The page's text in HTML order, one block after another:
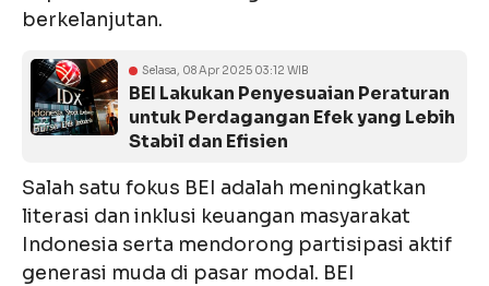
berkelanjutan.
Selasa, 08 Apr 2025 03:12 WIB
BEI Lakukan Penyesuaian Peraturan
untuk Perdagangan Efek yang Lebih
Stabil dan Efisien
Salah satu fokus BEI adalah meningkatkan
literasi dan inklusi keuangan masyarakat
Indonesia serta mendorong partisipasi aktif
generasi muda di pasar modal. BEI